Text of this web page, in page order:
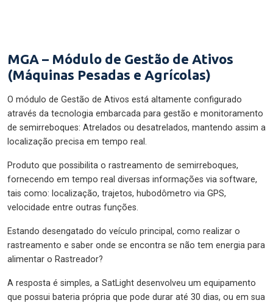
MGA – Módulo de Gestão de Ativos
(Máquinas Pesadas e Agrícolas)
O módulo de Gestão de Ativos está altamente configurado
através da tecnologia embarcada para gestão e monitoramento
de semirreboques: Atrelados ou desatrelados, mantendo assim a
localização precisa em tempo real.
Produto que possibilita o rastreamento de semirreboques,
fornecendo em tempo real diversas informações via software,
tais como: localização, trajetos, hubodômetro via GPS,
velocidade entre outras funções.
Estando desengatado do veículo principal, como realizar o
rastreamento e saber onde se encontra se não tem energia para
alimentar o Rastreador?
A resposta é simples, a SatLight desenvolveu um equipamento
que possui bateria própria que pode durar até 30 dias, ou em sua